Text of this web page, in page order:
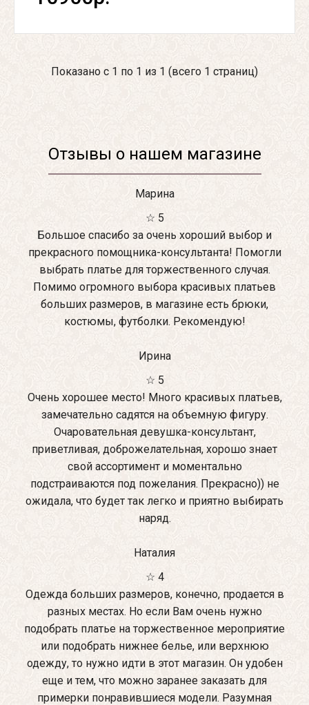
Показано с 1 по 1 из 1 (всего 1 страниц)
Отзывы о нашем магазине
Марина
☆ 5
Большое спасибо за очень хороший выбор и
прекрасного помощника-консультанта! Помогли
выбрать платье для торжественного случая.
Помимо огромного выбора красивых платьев
больших размеров, в магазине есть брюки,
костюмы, футболки. Рекомендую!
Ирина
☆ 5
Очень хорошее место! Много красивых платьев,
замечательно садятся на объемную фигуру.
Очаровательная девушка-консультант,
приветливая, доброжелательная, хорошо знает
свой ассортимент и моментально
подстраиваются под пожелания. Прекрасно)) не
ожидала, что будет так легко и приятно выбирать
наряд.
Наталия
☆ 4
Одежда больших размеров, конечно, продается в
разных местах. Но если Вам очень нужно
подобрать платье на торжественное мероприятие
или подобрать нижнее белье, или верхнюю
одежду, то нужно идти в этот магазин. Он удобен
еще и тем, что можно заранее заказать для
примерки понравившиеся модели. Разумная